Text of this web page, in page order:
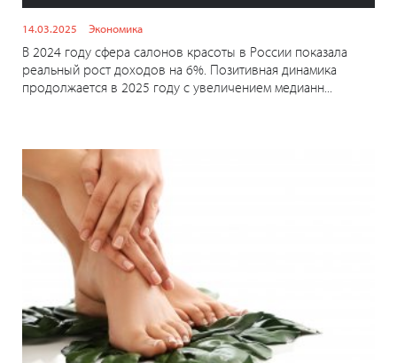
14.03.2025 Экономика
В 2024 году сфера салонов красоты в России показала
реальный рост доходов на 6%. Позитивная динамика
продолжается в 2025 году с увеличением медианн...